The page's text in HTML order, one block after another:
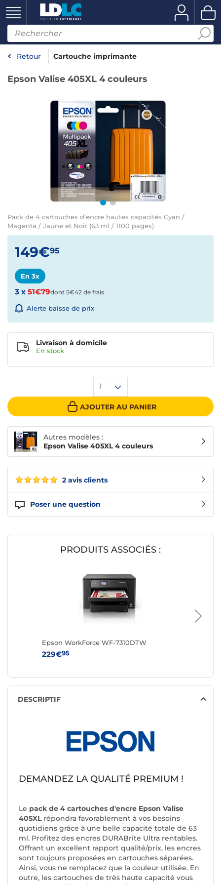
Retour Cartouche imprimante
Epson Valise 405XL 4 couleurs
Pack de 4 cartouches d'encre hautes capacités Cyan /
Magenta / Jaune et Noir (63 ml / 1100 pages)
2 avis clients
Poser une question
149€95
En 3x
3 x 51€79dont 5€42 de frais
Alerte baisse de prix
1
AJOUTER AU PANIER
Livraison à domicile
En stock
Autres modèles :
Epson Valise 405XL 4 couleurs
PRODUITS ASSOCIÉS :
Epson WorkForce WF-7310DTW
229€95
DESCRIPTIF
DEMANDEZ LA QUALITÉ PREMIUM !
Le pack de 4 cartouches d'encre Epson Valise
405XL répondra favorablement à vos besoins
quotidiens grâce à une belle capacité totale de 63
ml. Profitez des encres DURABrite Ultra rentables.
Offrant un excellent rapport qualité/prix, les encres
sont toujours proposées en cartouches séparées.
Ainsi, vous ne remplacez que la couleur utilisée. En
outre, les cartouches de très haute capacité vous